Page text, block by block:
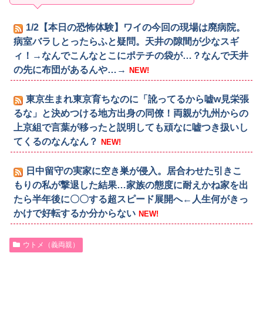
1/2【本日の恐怖体験】ワイの今回の現場は廃病院。
病室バラしとったらふと疑問。天井の隙間が少なスギ
ィ！→なんでこんなとこにポテチの袋が…？なんで天井
の先に布団があるんや…→
NEW!
東京生まれ東京育ちなのに「訛ってるから嘘w見栄張
るな」と決めつける地方出身の同僚！両親が九州からの
上京組で言葉が移ったと説明しても頑なに嘘つき扱いし
てくるのなんなん？
NEW!
日中留守の実家に空き巣が侵入。居合わせた引きこ
もりの私が撃退した結果…家族の態度に耐えかね家を出
たら半年後に〇〇する超スピード展開へ←人生何がきっ
かけで好転するか分からない NEW!
ウトメ（義両親）